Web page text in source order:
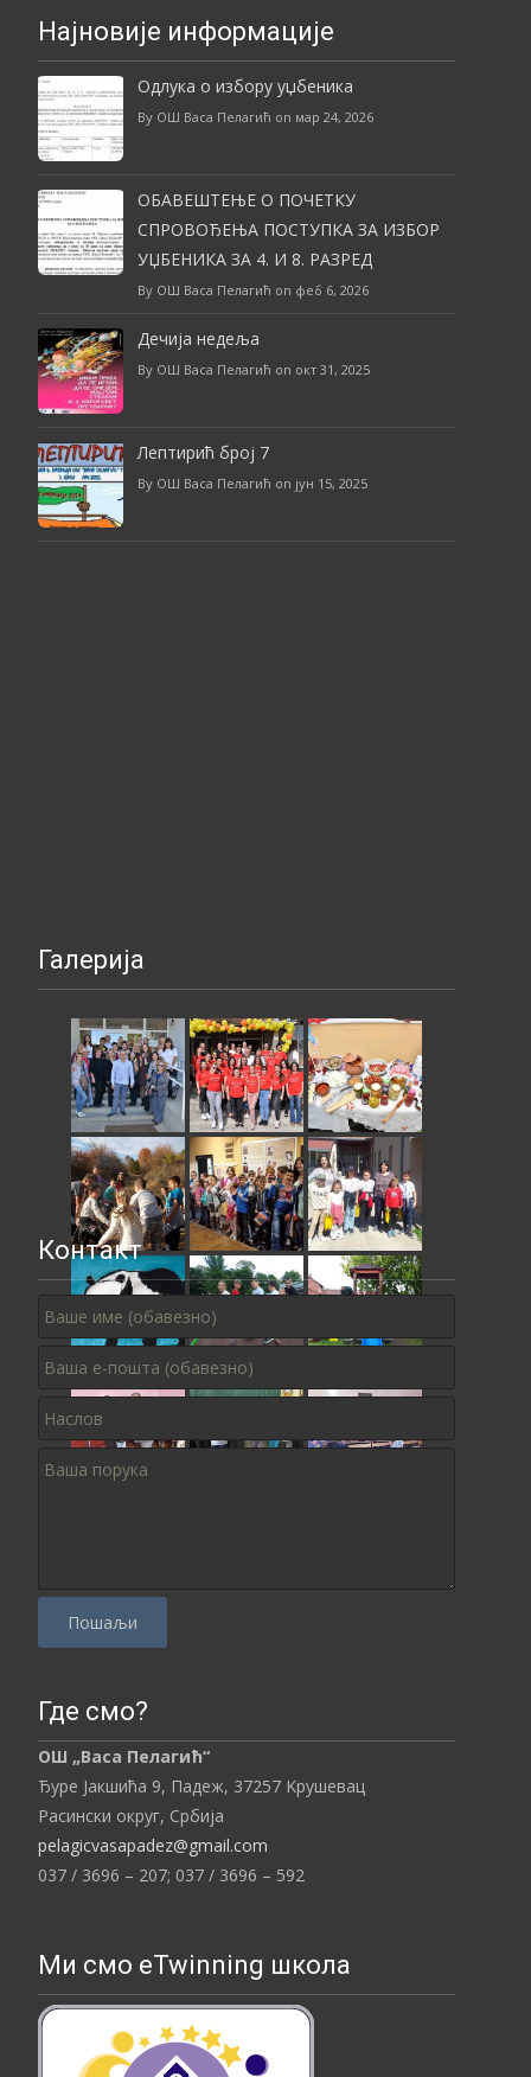
Најновије информације
Одлука о избору уџбеника
By ОШ Васа Пелагић on мар 24, 2026
ОБАВЕШТЕЊЕ О ПОЧЕТКУ
СПРОВОЂЕЊА ПОСТУПКА ЗА ИЗБОР
УЏБЕНИКА ЗА 4. И 8. РАЗРЕД
By ОШ Васа Пелагић on феб 6, 2026
Дечија недеља
By ОШ Васа Пелагић on окт 31, 2025
Лептирић број 7
By ОШ Васа Пелагић on јун 15, 2025
Галерија
Контакт
l
a
s
e
l
e
e
t
h
Где смо?
ОШ „Васа Пелагић“
Ђуре Јакшића 9, Падеж, 37257 Kрушевац
Расински округ, Србија
pelagicvasapadez@gmail.com
037 / 3696 – 207; 037 / 3696 – 592
Ми смо eTwinning школа